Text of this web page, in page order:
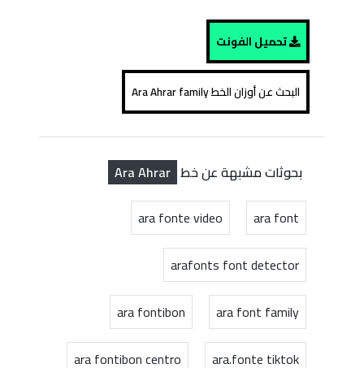
تحميل الفونت
البحث عن أوزان الخط Ara Ahrar family
بحوثات مشبهة عن خط Ara Ahrar
ara font
ara fonte video
arafonts font detector
ara font family
ara fontibon
ara.fonte tiktok
ara fontibon centro